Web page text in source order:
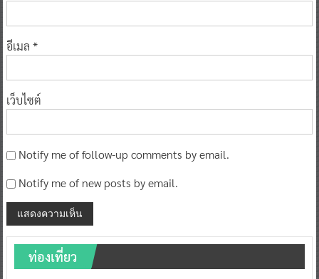
อีเมล *
เว็บไซต์
Notify me of follow-up comments by email.
Notify me of new posts by email.
ท่องเที่ยว